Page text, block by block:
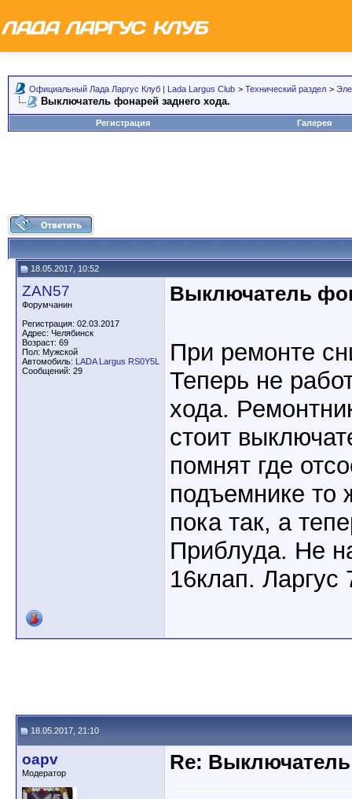
Официальный Лада Ларгус Клуб | Lada Largus Club > Технический раздел >
Выключатель фонарей заднего хода.
Регистрация Галерея
18.05.2017, 10:52
ZAN57
Форумчанин
Регистрация: 02.03.2017
Адрес: Челябинск
Возраст: 69
Пол: Мужской
Автомобиль: LADA Largus RS0Y5L
Сообщений: 29
Выключатель
При ремонте
Теперь не
хода.
стоит
помнят где
подъемнике
пока так, а
Приблуда. Не
16клап. Ларгус
18.05.2017, 21:10
oapv
Модератор Re: